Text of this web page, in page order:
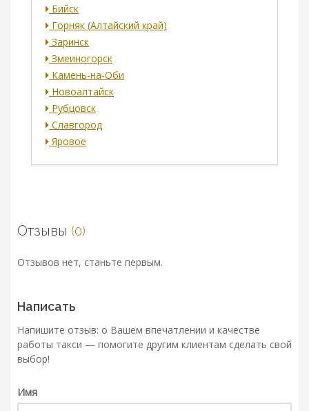
Бийск
Горняк (Алтайский край)
Заринск
Змеиногорск
Камень-на-Оби
Новоалтайск
Рубцовск
Славгород
Яровое
Отзывы (0)
Отзывов нет, станьте первым.
Написать
Напишите отзыв: о Вашем впечатлении и качестве
работы такси — помогите другим клиентам сделать свой
выбор!
Имя